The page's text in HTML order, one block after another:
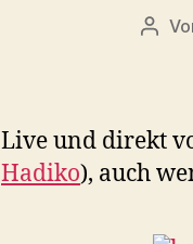
Live und direkt
Hadiko), auch